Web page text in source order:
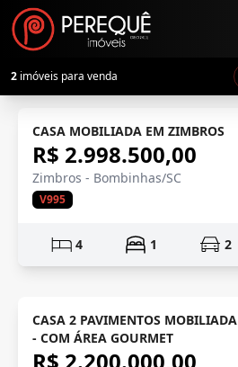
2 imóveis para venda
CASA MOBILIADA EM ZIMBROS
R$ 2.998.500,00
Zimbros - Bombinhas/SC
V995
4 1 2
C/ Piscina
CASA 2 PAVIMENTOS MOBILIADA
- COM ÁREA GOURMET